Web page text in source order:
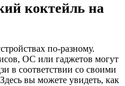
коктейль на
по-разному.
ОС или гаджетов могут
в соответствии со своими
вы можете увидеть, как